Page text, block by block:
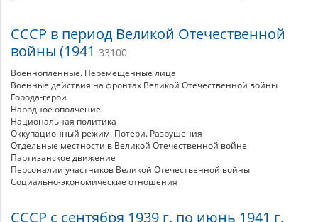
СССР
в
период
Второй
мировой
и
Великой
СССР в период Великой Отечественной
войны (1941 33100
Военнопленные. Перемещенные лица
Военные действия на фронтах Великой Отечественной войны
Города-герои
Народное ополчение
Национальная политика
Оккупационный режим. Потери. Разрушения
Отдельные местности в Великой Отечественной войне
Партизанское движение
Персоналии участников Великой Отечественной войны
Социально-экономические отношения
СССР с сентября 1939 г. по июнь 1941 г.